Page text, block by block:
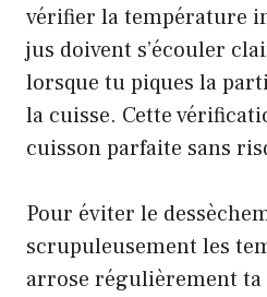
vérifier la température
jus doivent s’écouler
lorsque tu piques la
la cuisse. Cette
cuisson parfaite sans
Pour éviter le
scrupuleusement les
arrose régulièrement